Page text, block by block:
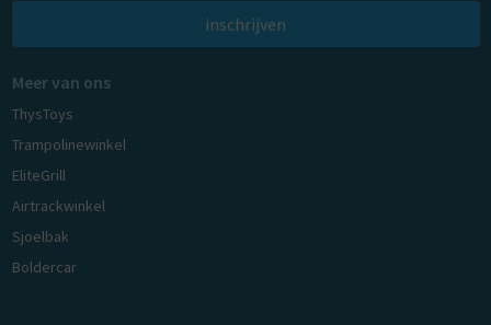
inschrijven
Meer van ons
ThysToys
Trampolinewinkel
EliteGrill
Airtrackwinkel
Sjoelbak
Boldercar